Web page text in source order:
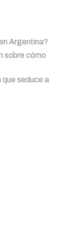
Argentina?
sobre cómo
que seduce a